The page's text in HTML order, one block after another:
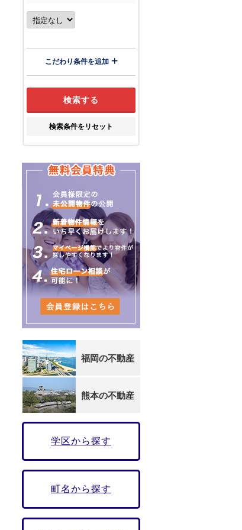
こだわり条件を追加
検索条件をリセット
福岡の不動産
熊本の不動産
学区から探す
町名から探す